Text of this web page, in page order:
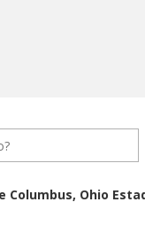
Columbus, Ohio